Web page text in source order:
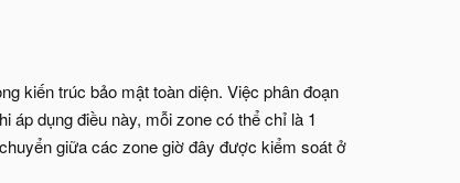
kiến trúc bảo mật toàn diện. Việc phân đoạn
áp dụng điều này, mỗi zone có thể chỉ là 1
giữa các zone giờ đây được kiểm soát ở